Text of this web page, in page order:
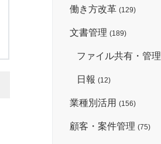
働き方改革 (129)
文書管理 (189)
ファイル共有・管理
日報 (12)
業種別活用 (156)
顧客・案件管理 (75)